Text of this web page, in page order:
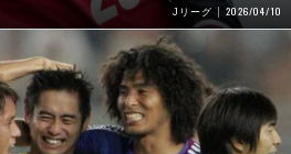
Jリーグ 2026/04/10